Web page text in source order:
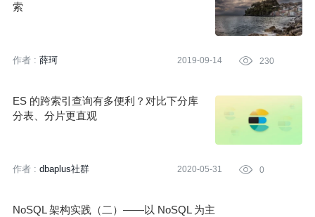
索
作者 : 薛珂 2019-09-14  230
ES 的跨索引查询有多便利？对比下分库
分表、分片更直观
作者 : dbaplus社群 2020-05-31  0
NoSQL 架构实践（二）——以 NoSQL 为主